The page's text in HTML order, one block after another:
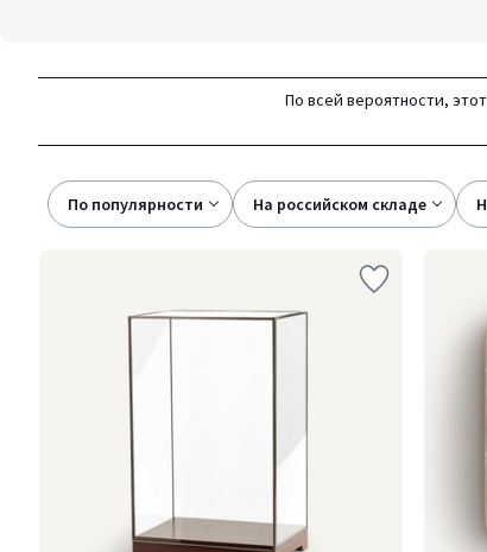
По всей вероятности,
По популярности на российском складе